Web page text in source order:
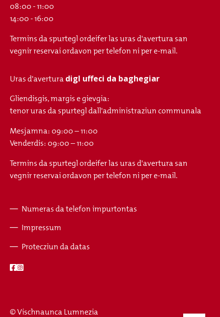
08:00 - 11:00
14:00 - 16:00
Termins da spurtegl ordeifer las uras d'avertura san
vegnir reservai ordavon per telefon ni per e-mail.
Uras d'averturadigl uffeci da baghegiar
Gliendisgis, margis e gievgia:
tenor uras da spurtegl dall'administraziun communala
Mesjamna: 09:00 – 11:00
Venderdis: 09:00 – 11:00
Termins da spurtegl ordeifer las uras d'avertura san
vegnir reservai ordavon per telefon ni per e-mail.
Numeras da telefon impurtontas
Impressum
Protecziun da datas
© Vischnaunca Lumnezia